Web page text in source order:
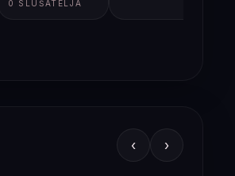
0 SLUŠATELJA
‹ ›